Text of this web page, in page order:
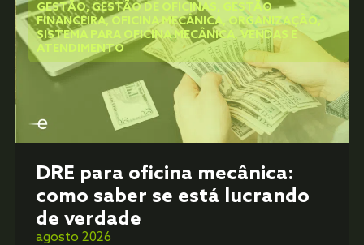
GESTÃO,GESTÃO DE OFICINAS, GESTÃO
FINANCEIRA, OFICINA MECÂNICA, ORGANIZAÇÃO,
SISTEMA PARA OFICINA MECÂNICA, VENDAS E
ATENDIMENTO
DRE para oficina mecânica:
como saber se está lucrando
de verdade
agosto 2026